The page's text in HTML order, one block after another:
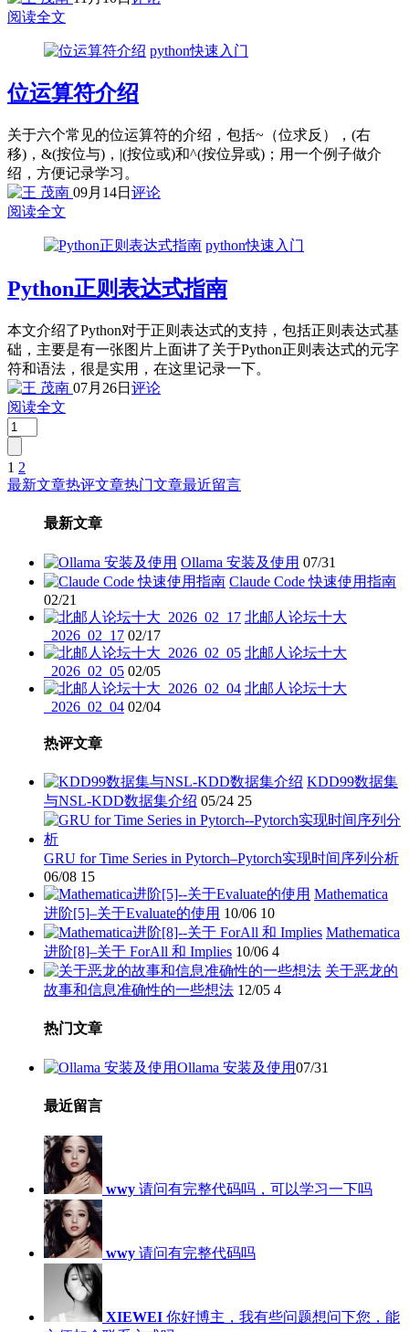
阅读全文
python快速入门
位运算符介绍
关于六个常见的位运算符的介绍，包括~（位求反），(右
移)，&(按位与)，|(按位或)和^(按位异或)；用一个例子做介
绍，方便记录学习。
09月14日 评论
阅读全文
python快速入门
Python正则表达式指南
本文介绍了Python对于正则表达式的支持，包括正则表达式基
础，主要是有一张图片上面讲了关于Python正则表达式的元字
符和语法，很是实用，在这里记录一下。
07月26日 评论
阅读全文
文
1 2
最新文章热评文章热门文章最近留言
最新文章
Ollama 安装及使用 07/31
Claude Code 快速使用指南
02/21
北邮人论坛十大
_2026_02_17 02/17
北邮人论坛十大
_2026_02_05 02/05
北邮人论坛十大
_2026_02_04 02/04
热评文章
KDD99数据集
与NSL-KDD数据集介绍 05/24 25
GRU for Time Series in Pytorch–Pytorch实现时间序列分析
06/08 15
Mathematica
进阶[5]–关于Evaluate的使用 10/06 10
Mathematica
进阶[8]–关于 ForAll 和 Implies 10/06 4
关于恶龙的
故事和信息准确性的一些想法 12/05 4
热门文章
Ollama 安装及使用07/31
最近留言
wwy 请问有完整代码吗，可以学习一下吗
wwy 请问有完整代码吗
XIEWEI 你好博主，我有些问题想问下您，能